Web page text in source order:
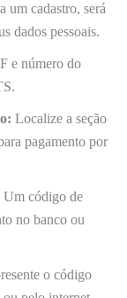
um cadastro, será
dados pessoais.
e número do
Localize a seção
pagamento por
Um código de
no banco ou
o código